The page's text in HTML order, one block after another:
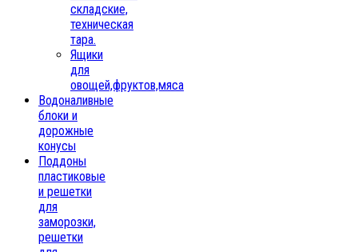
складские,
техническая
тара.
Ящики
для
овощей,фруктов,мяса
Водоналивные
блоки и
дорожные
конусы
Поддоны
пластиковые
и решетки
для
заморозки,
решетки